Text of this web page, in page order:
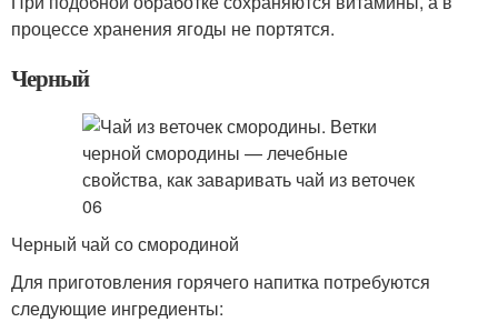
процессе хранения ягоды не портятся.
Черный
Черный чай со смородиной
Для приготовления горячего напитка потребуются
следующие ингредиенты: